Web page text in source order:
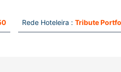
Rede Hoteleira : Tribute